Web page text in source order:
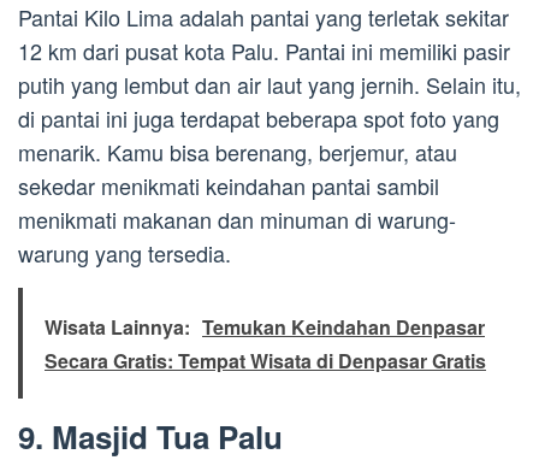
Pantai Kilo Lima adalah pantai yang terletak sekitar
12 km dari pusat kota Palu. Pantai ini memiliki pasir
putih yang lembut dan air laut yang jernih. Selain itu,
di pantai ini juga terdapat beberapa spot foto yang
menarik. Kamu bisa berenang, berjemur, atau
sekedar menikmati keindahan pantai sambil
menikmati makanan dan minuman di warung-
warung yang tersedia.
Wisata Lainnya: Temukan Keindahan Denpasar
Secara Gratis: Tempat Wisata di Denpasar Gratis
9. Masjid Tua Palu